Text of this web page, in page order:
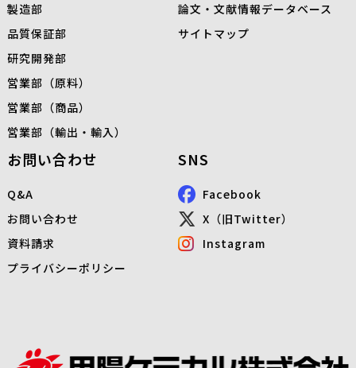
製造部
品質保証部
研究開発部
営業部（原料）
営業部（商品）
営業部（輸出・輸入）
論文・文献情報データベース
サイトマップ
お問い合わせ
Q&A
お問い合わせ
資料請求
プライバシーポリシー
SNS
Facebook
X（旧Twitter）
Instagram